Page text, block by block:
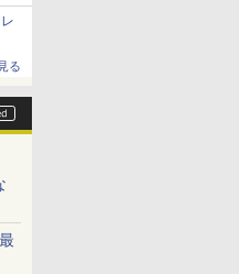
ォ
る